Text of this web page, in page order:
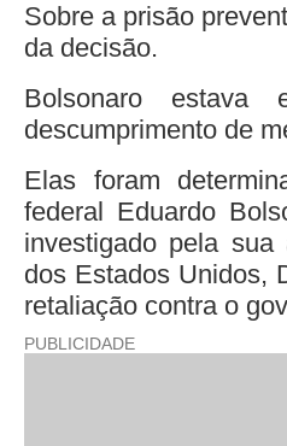
Sobre a prisão
da decisão.
Bolsonaro
descumprimento de
Elas foram
federal Eduardo
investigado pela
dos Estados Unidos,
retaliação contra o
PUBLICIDADE